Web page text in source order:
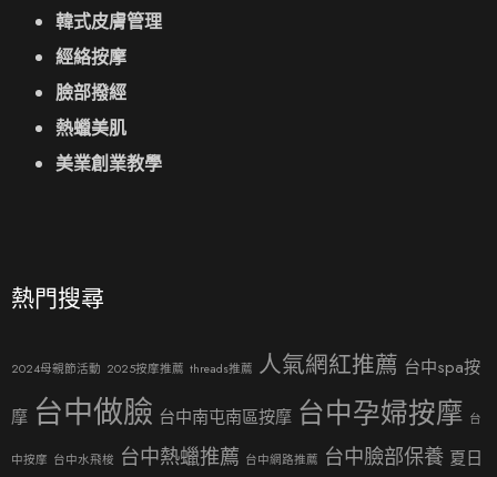
韓式皮膚管理
經絡按摩
臉部撥經
熱蠟美肌
美業創業教學
熱門搜尋
2024母親節活動 2025按摩推薦 threads推薦 人氣網紅推薦 台中spa按
摩 台中做臉 台中南屯南區按摩 台中孕婦按摩 台
中按摩 台中水飛梭 台中熱蠟推薦 台中網路推薦 台中臉部保養 夏日